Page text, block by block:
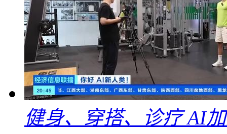
健身、穿搭、诊疗 AI